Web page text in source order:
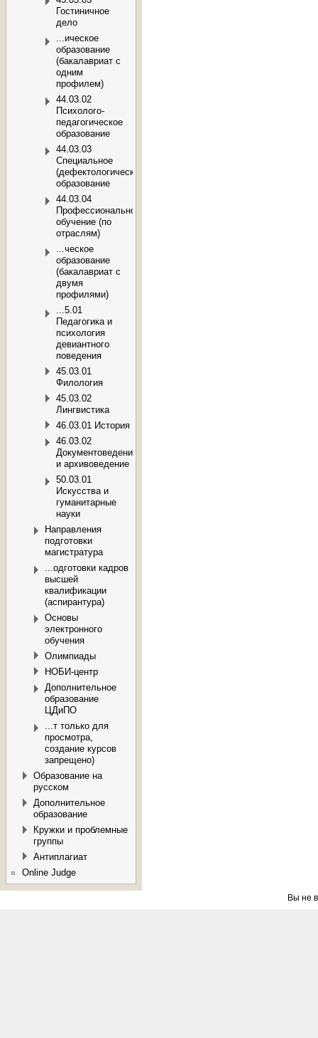
Гостиничное
дело
...ическое
образование
(бакалавриат с
одним
профилем)
44.03.02
Психолого-
педагогическое
образование
44.03.03
Специальное
(дефектологическое)
образование
44.03.04
Профессиональное
обучение (по
отраслям)
...ческое
образование
(бакалавриат с
двумя
профилями)
...5.01
Педагогика и
психология
девиантного
поведения
45.03.01
Филология
45.03.02
Лингвистика
46.03.01 История
46.03.02
Документоведение
и архивоведение
50.03.01
Искусства и
гуманитарные
науки
Направления
подготовки
магистратура
...одготовки кадров
высшей
квалификации
(аспирантура)
Основы
электронного
обучения
Олимпиады
НОБИ-центр
Дополнительное
образование
ЦДиПО
...т только для
просмотра,
создание курсов
запрещено)
Образование на
русском
Дополнительное
образование
Кружки и проблемные
группы
Антиплагиат
Online Judge
Вы не